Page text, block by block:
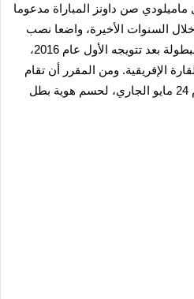
يدخل ماميلودي صن داونز المباراة مدعوما
السنوات الأخيرة، واضعا نصب
عينيه إحراز لقبه الثاني في البطولة بعد تتويجه الأول عام 2016،
الإفريقية. ومن المقرر أن تقام
مباراة الإياب في المغرب يوم 24 مايو الجاري، لحسم هوية بطل